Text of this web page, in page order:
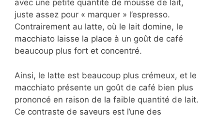
avec une petite quantité de mousse de lait,
juste assez pour « marquer » l’espresso.
Contrairement au latte, où le lait domine, le
macchiato laisse la place à un goût de café
beaucoup plus fort et concentré.
Ainsi, le latte est beaucoup plus crémeux, et le
macchiato présente un goût de café bien plus
prononcé en raison de la faible quantité de lait.
Ce contraste de saveurs est l’une des